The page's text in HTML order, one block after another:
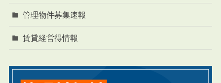
管理物件募集速報
賃貸経営得情報